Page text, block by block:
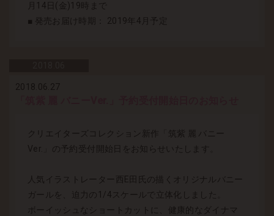
月14日(金)19時まで
■ 発売お届け時期： 2019年4月予定
2018.06.27
クリエイターズコレクション新作「筑紫 麗 バニー
Ver.」の予約受付開始日をお知らせいたします。
人気イラストレーター西E田氏の描くオリジナルバニー
ガールを、迫力の1/4スケールで立体化しました。
ボーイッシュなショートカットに、健康的なダイナマ